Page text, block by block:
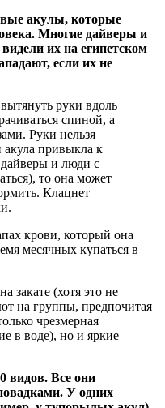
акулы, которые
Многие дайверы и
их на египетском
если их не
руки вдоль
спиной, а
Руки нельзя
акула привыкла к
и люди с
то она может
Клацнет
крови, который она
месячных купаться в
закате (хотя это не
на группы, предпочитая
чрезмерная
в воде), но и яркие
видов. Все они
У одних